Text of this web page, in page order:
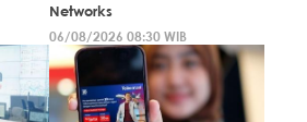
Networks
06/08/2026 08:30 WIB